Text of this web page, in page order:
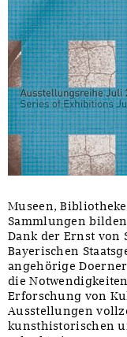
Museen,
Sammlungen
Dank der Ernst von
Bayerischen
angehörige
die
Erforschung von
Ausstellungen
kunsthistorischen